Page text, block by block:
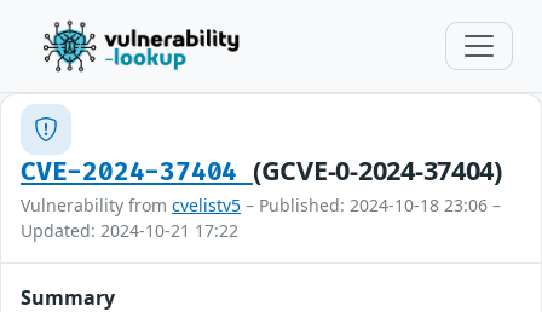
CVE-2024-37404 (GCVE-0-2024-37404)
Vulnerability from cvelistv5 – Published: 2024-10-18 23:06 –
Updated: 2024-10-21 17:22
Summary